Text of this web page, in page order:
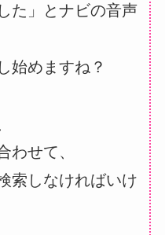
た」とナビの音声
始めますね？
せて、
索しなければいけ